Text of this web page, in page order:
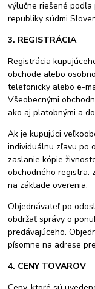
výlučne riešené
republiky súdmi
3. REGISTRÁCIA
Registrácia
obchode alebo
telefonicky alebo e-
Všeobecnými
ako aj platobnými a
Ak je kupujúci
individuálnu zľavu po
zaslanie kópie
obchodného registra.
na základe overenia.
Objednávateľ po
obdržať správy o
predávajúceho.
písomne na adrese
4. CENY TOVAROV